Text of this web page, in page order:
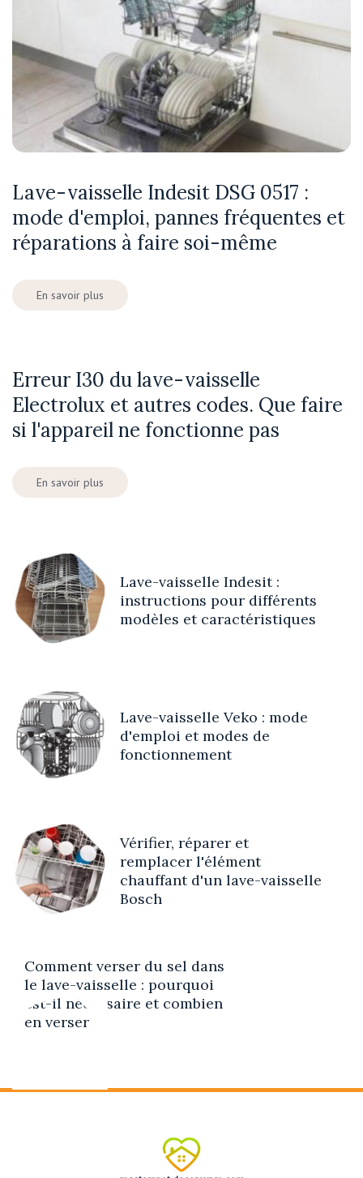
Lave-vaisselle Indesit DSG 0517 :
mode d'emploi, pannes fréquentes et
réparations à faire soi-même
En savoir plus
Erreur I30 du lave-vaisselle
Electrolux et autres codes. Que faire
si l'appareil ne fonctionne pas
En savoir plus
Lave-vaisselle Indesit :
instructions pour différents
modèles et caractéristiques
Lave-vaisselle Veko : mode
d'emploi et modes de
fonctionnement
Vérifier, réparer et
remplacer l'élément
chauffant d'un lave-vaisselle
Bosch
Comment verser du sel dans
le lave-vaisselle : pourquoi
est-il nécessaire et combien
en verser